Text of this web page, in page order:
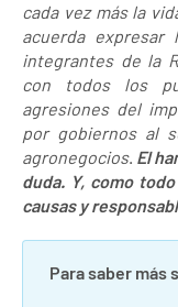
cada vez más la
acuerda
integrantes de la
con todos los
agresiones del
por gobiernos al
agronegocios. El
duda. Y, como
causas y
Para saber más